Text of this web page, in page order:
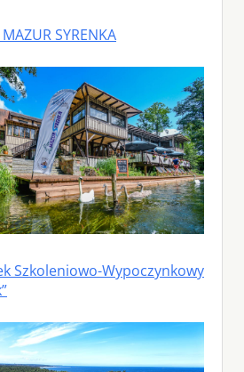
SYRENKA
Szkoleniowo-Wypoczynkowy